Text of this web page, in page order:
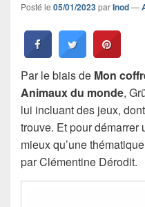
Posté le 05/01/2023parInod—
Par le biais de Mon
Animaux du monde,
lui incluant des jeux,
trouve. Et pour
mieux qu’une
par Clémentine Dérodit.